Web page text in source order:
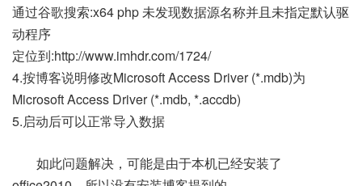
通过谷歌搜索:x64 php 未发现数据源名称并且未指定默认驱
动程序
定位到:http://www.imhdr.com/1724/
4.按博客说明修改Microsoft Access Driver (*.mdb)为
Microsoft Access Driver (*.mdb, *.accdb)
5.启动后可以正常导入数据
如此问题解决，可能是由于本机已经安装了